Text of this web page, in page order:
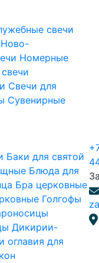
свечи
Ново-
Номерные
Свечи для
Сувенирные
Баки для святой
Блюда для
Бра церковные
Голгофы
Дикирии-
оглавия для